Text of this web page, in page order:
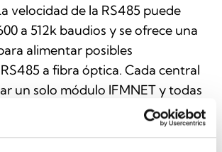
velocidad de la RS485 puede
a 512k baudios y se ofrece una
alimentar posibles
a fibra óptica. Cada central
un solo módulo IFMNET y todas
en la red deben
IFMNET.